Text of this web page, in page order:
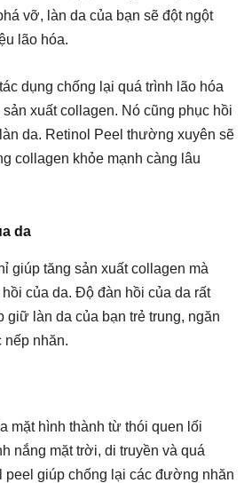
vỡ, làn da của bạn sẽ đột ngột
lão hóa.
dụng chống lại quá trình lão hóa
xuất collagen. Nó cũng phục hồi
da. Retinol Peel thường xuyên sẽ
collagen khỏe mạnh càng lâu
da
giúp tăng sản xuất collagen mà
của da. Độ đàn hồi của da rất
giữ làn da của bạn trẻ trung, ngăn
nếp nhăn.
mặt hình thành từ thói quen lối
nắng mặt trời, di truyền và quá
peel giúp chống lại các đường nhăn